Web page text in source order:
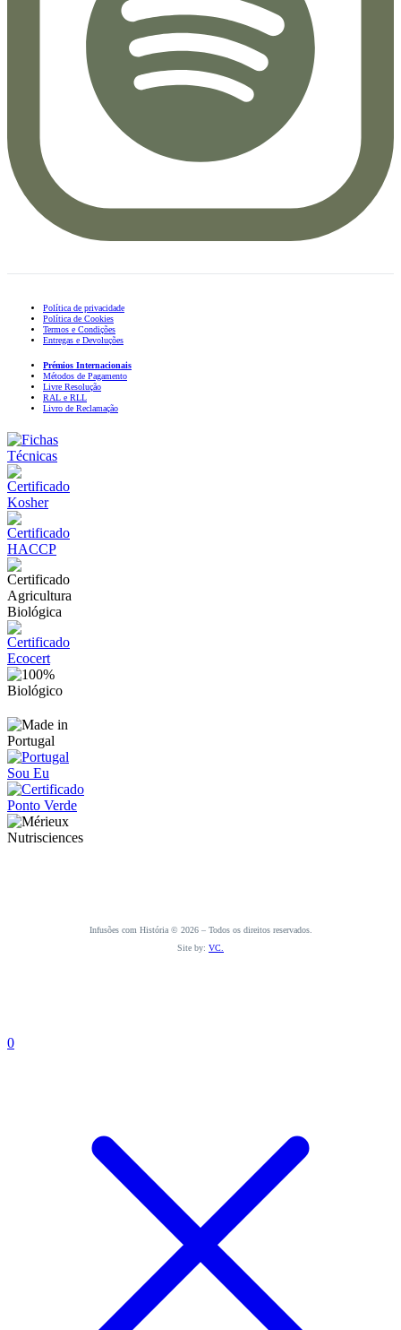
Política de privacidade
Política de Cookies
Termos e Condições
Entregas e Devoluções
Prémios Internacionais
Métodos de Pagamento
Livre Resolução
RAL e RLL
Livro de Reclamação
Infusões com História © 2026 – Todos os direitos reservados.
Site by: VC.
0